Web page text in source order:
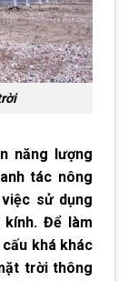
năng lượng
tác nông
sử dụng
Để làm
khá khác
trời thông